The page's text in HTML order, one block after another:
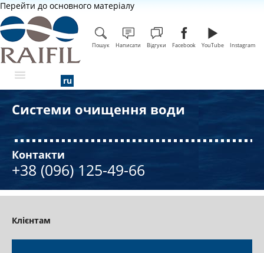
Перейти до основного матеріалу
Пошук Написати Відгуки Facebook YouTube Instagram
ПРО КОМПАНІЮ
Системи очищення води
Контакти
+38 (096) 125-49-66
Клієнтам